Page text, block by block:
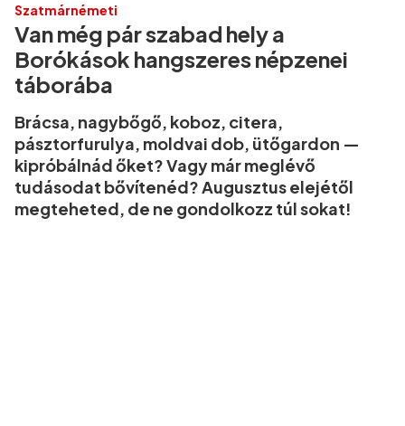
Szatmárnémeti
Van még pár szabad hely a
Borókások hangszeres népzenei
táborába
Brácsa, nagybőgő, koboz, citera,
pásztorfurulya, moldvai dob, ütőgardon —
kipróbálnád őket? Vagy már meglévő
tudásodat bővítenéd? Augusztus elejétől
megteheted, de ne gondolkozz túl sokat!